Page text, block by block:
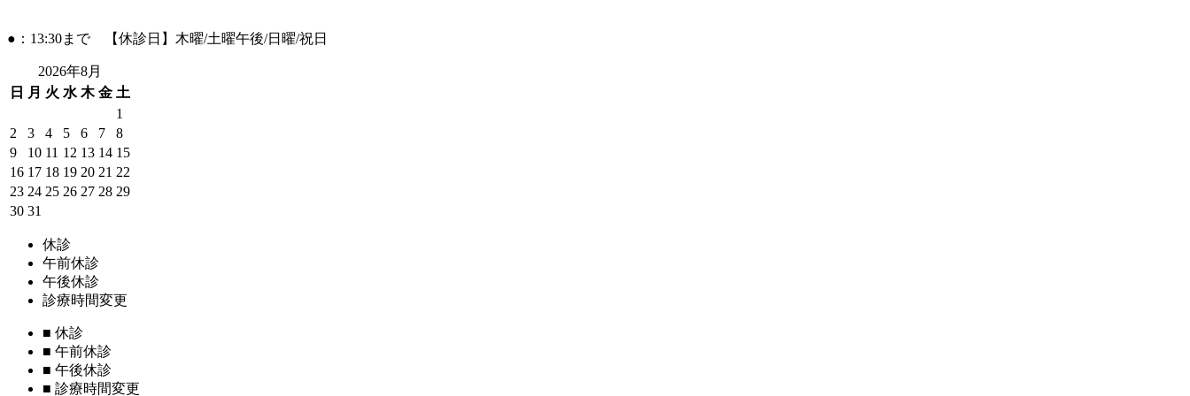
●：13:30まで 【休診日】木曜/土曜午後/日曜/祝日
2026年8月
日
月 火 水 木 金 土
1
2
3 4 5 6 7
8
9
10 11 12 13 14 15
16 17 18 19 20 21 22
23 24 25 26 27 28 29
30 31
休診
午前休診
午後休診
診療時間変更
■ 休診
■ 午前休診
■ 午後休診
■ 診療時間変更